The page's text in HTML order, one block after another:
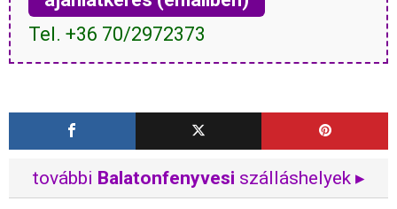
Tel. +36 70/2972373
további Balatonfenyvesi szálláshelyek ▸